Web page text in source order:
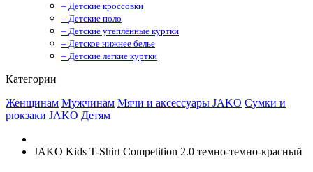
– Детские кроссовки
– Детские поло
– Детские утеплённые куртки
– Детское нижнее белье
– Детские легкие куртки
Категории
Женщинам Мужчинам Мячи и аксессуары JAKO Сумки и
рюкзаки JAKO Детям
JAKO Kids T-Shirt Competition 2.0 темно-темно-красный